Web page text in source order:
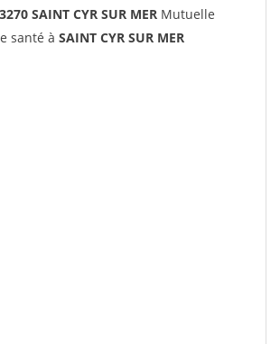
SAINT CYR SUR MER Mutuelle
santé à SAINT CYR SUR MER